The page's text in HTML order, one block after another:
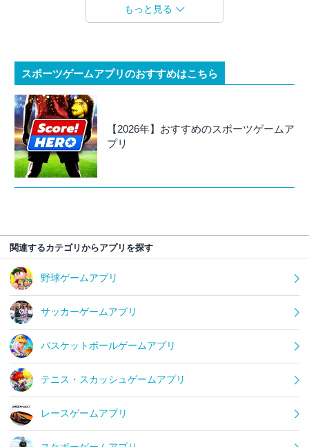
もっと見る
スポーツゲームアプリのおすすめはこちら
【2026年】おすすめのスポーツゲームア
プリ
関連するカテゴリからアプリを探す
野球ゲームアプリ
サッカーゲームアプリ
バスケットボールゲームアプリ
テニス・スカッシュゲームアプリ
レースゲームアプリ